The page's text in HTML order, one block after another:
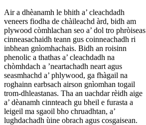
Air a dhèanamh le bhith a’ cleachdadh
veneers fiodha de chàileachd àrd, bidh am
plywood còmhlachan seo a’ dol tro phròiseas
cinneasachaidh teann gus coinneachadh ri
inbhean gnìomhachais. Bidh an roisinn
phenolic a thathas a’ cleachdadh na
chòmhdach a ’neartachadh neart agus
seasmhachd a’ phlywood, ga fhàgail na
roghainn earbsach airson gnìomhan togail
trom-dhleastanas. Tha an uachdar rèidh aige
a’ dèanamh cinnteach gu bheil e furasta a
leigeil ma sgaoil bho chruadhtan, a’
lughdachadh ùine obrach agus cosgaisean.